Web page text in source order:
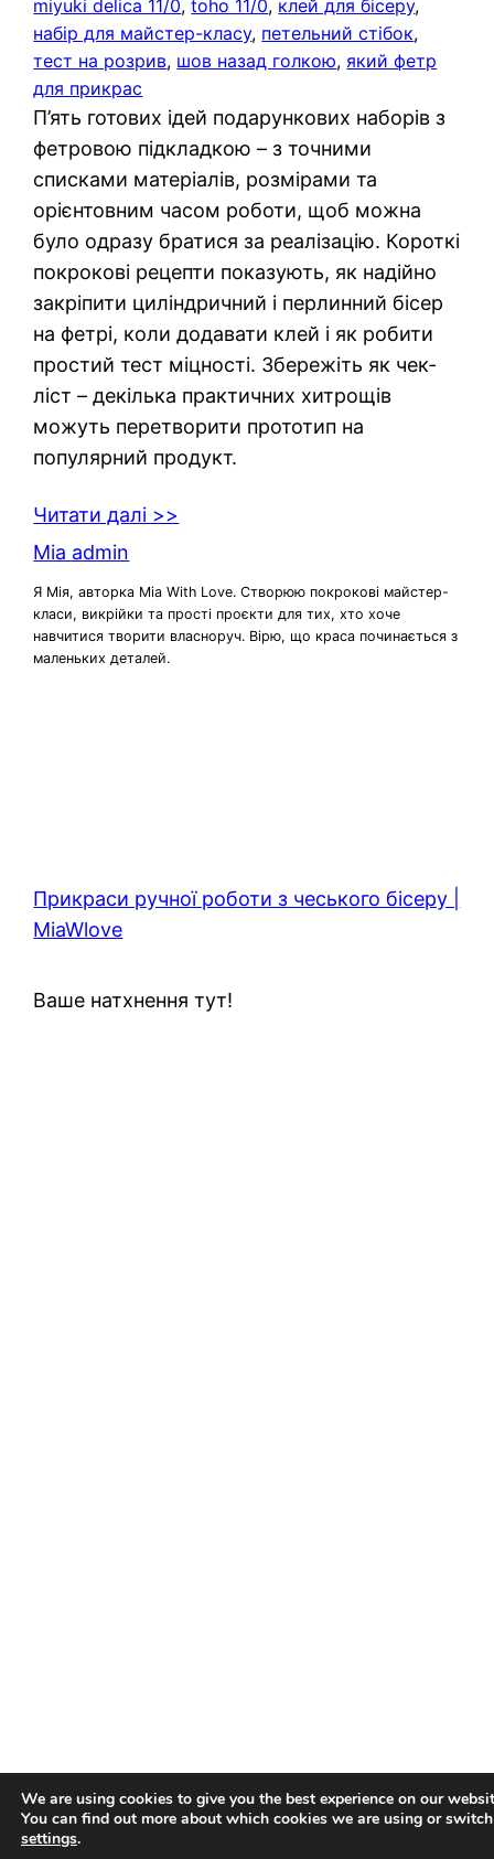
miyuki delica 11/0, toho 11/0, клей для бісеру
набір для майстер-класу, петельний стібок
тест на розрив, шов назад голкою, який фетр
для прикрас
П’ять готових ідей подарункових наборів з
фетровою підкладкою – з точними
списками матеріалів, розмірами та
орієнтовним часом роботи, щоб можна
було одразу братися за реалізацію. Короткі
покрокові рецепти показують, як надійно
закріпити циліндричний і перлинний бісер
на фетрі, коли додавати клей і як робити
простий тест міцності. Збережіть як чек-
ліст – декілька практичних хитрощів
можуть перетворити прототип на
популярний продукт.
Читати далі >>
Mia admin
Я Мія, авторка Mia With Love. Створюю покрокові майстер-
класи, викрійки та прості проєкти для тих, хто хоче
навчитися творити власноруч. Вірю, що краса починається з
маленьких деталей.
Прикраси ручної роботи з чеського бісеру |
MiaWlove
Ваше натхнення тут!
We are using cookies to give you the best experience on our
You can find out more about which cookies we are using or
settings.